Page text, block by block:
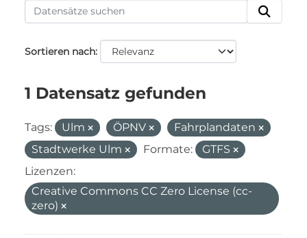
Sortieren nach
1 Datensatz gefunden
Tags: Ulm ÖPNV
Fahrplandaten
Stadtwerke Ulm
Formate:
GTFS
Lizenzen:
Creative Commons CC Zero License (cc-
zero)